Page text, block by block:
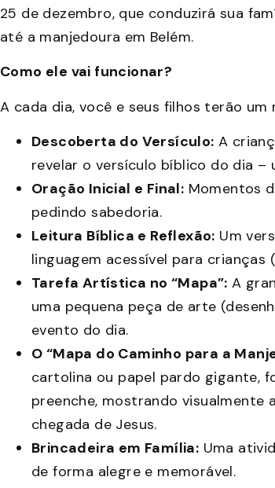
25 de dezembro, que conduzirá sua
até a manjedoura em Belém.
Como ele vai funcionar?
A cada dia, você e seus filhos terão
Descoberta do Versículo: A
revelar o versículo bíblico do dia –
Oração Inicial e Final: Momentos
pedindo sabedoria.
Leitura Bíblica e Reflexão: Um
linguagem acessível para
Tarefa Artística no “Mapa”: A
uma pequena peça de arte
evento do dia.
O “Mapa do Caminho para a
cartolina ou papel pardo gigante,
preenche, mostrando visualmente
chegada de Jesus.
Brincadeira em Família: Uma
de forma alegre e memorável.